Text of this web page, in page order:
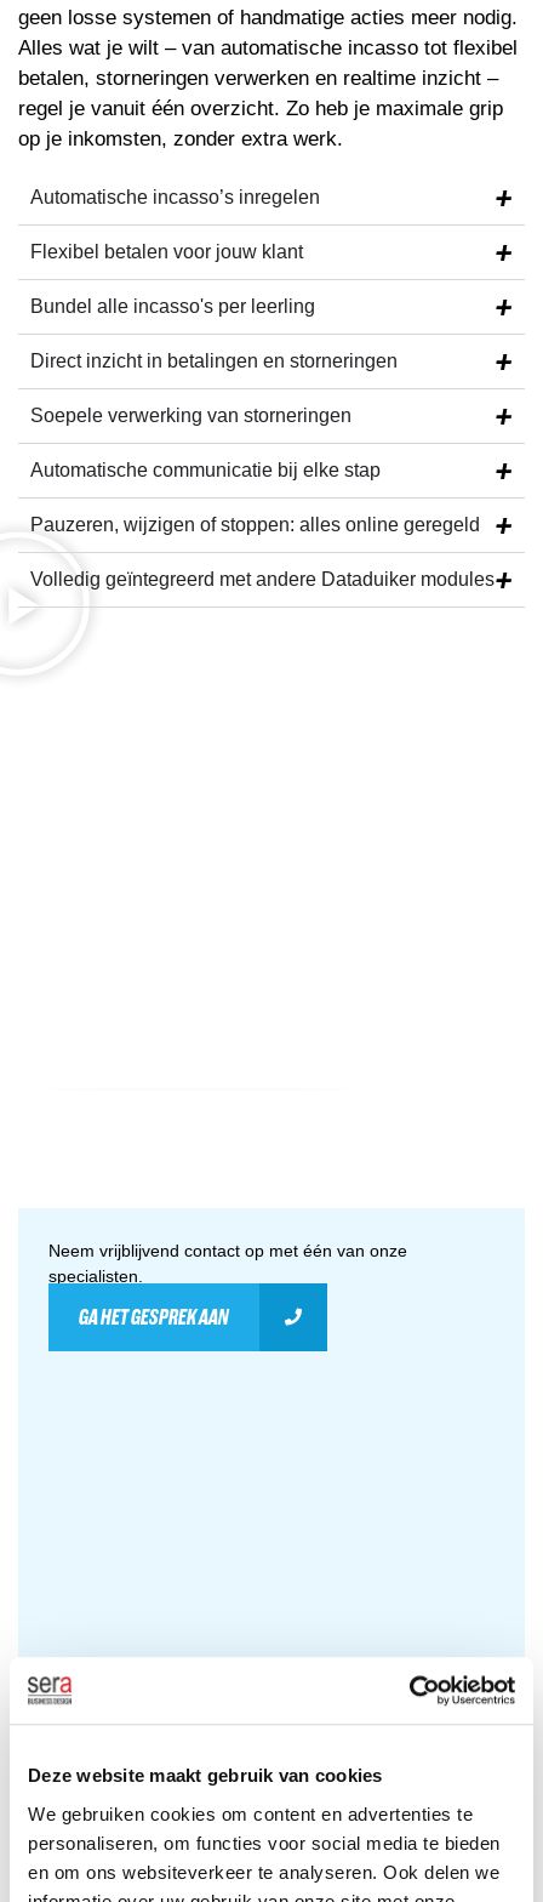
Deze website maakt gebruik van cookies
We gebruiken cookies om content en advertenties te
personaliseren, om functies voor social media te bieden
en om ons websiteverkeer te analyseren. Ook delen we
geen losse systemen of handmatige acties meer nodig.
Alles wat je wilt – van automatische incasso tot flexibel
betalen, storneringen verwerken en realtime inzicht –
regel je vanuit één overzicht. Zo heb je maximale grip
op je inkomsten, zonder extra werk.
Automatische incasso’s inregelen
Flexibel betalen voor jouw klant
Bundel alle incasso's per leerling
Direct inzicht in betalingen en storneringen
Soepele verwerking van storneringen
Automatische communicatie bij elke stap
Pauzeren, wijzigen of stoppen: alles online geregeld
Volledig geïntegreerd met andere Dataduiker modules
VEELGESTELDE VRAGEN
Kan ik incasso’s automatisch laten verlengen?
Neem vrijblijvend contact op met één van onze
specialisten.
GA HET GESPREK AAN